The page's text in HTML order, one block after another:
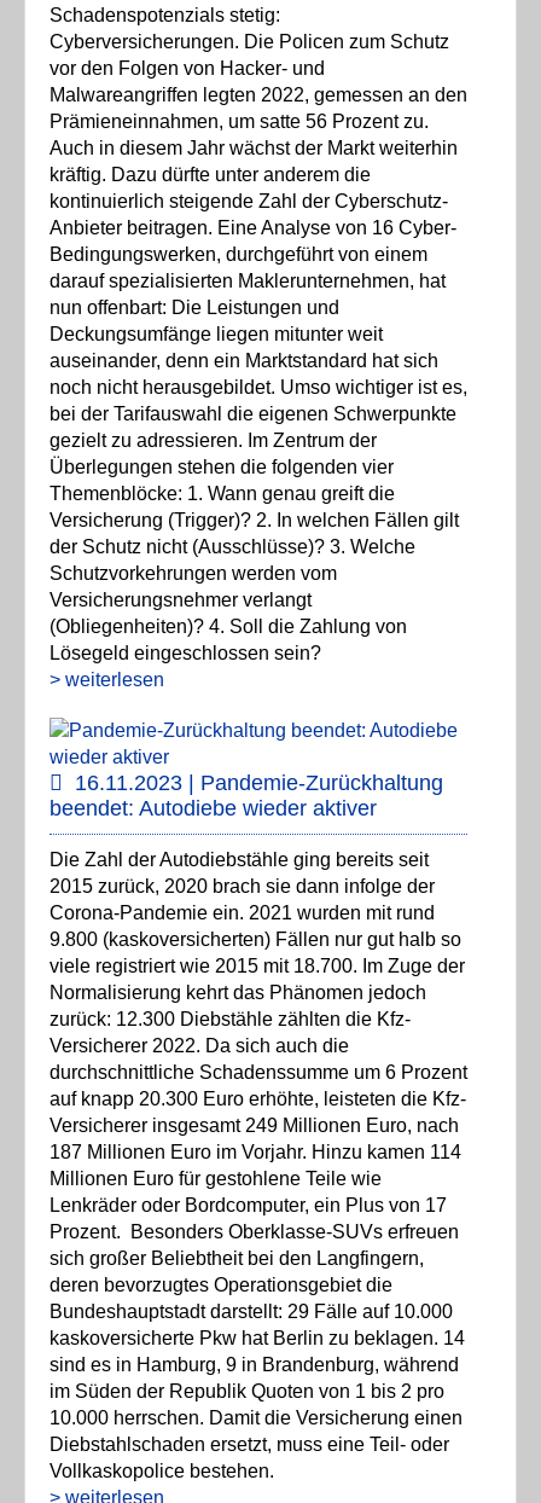
Schadenspotenzials stetig:
Cyberversicherungen. Die Policen zum Schutz
vor den Folgen von Hacker- und
Malwareangriffen legten 2022, gemessen an den
Prämieneinnahmen, um satte 56 Prozent zu.
Auch in diesem Jahr wächst der Markt weiterhin
kräftig. Dazu dürfte unter anderem die
kontinuierlich steigende Zahl der Cyberschutz-
Anbieter beitragen. Eine Analyse von 16 Cyber-
Bedingungswerken, durchgeführt von einem
darauf spezialisierten Maklerunternehmen, hat
nun offenbart: Die Leistungen und
Deckungsumfänge liegen mitunter weit
auseinander, denn ein Marktstandard hat sich
noch nicht herausgebildet. Umso wichtiger ist es,
bei der Tarifauswahl die eigenen Schwerpunkte
gezielt zu adressieren. Im Zentrum der
Überlegungen stehen die folgenden vier
Themenblöcke: 1. Wann genau greift die
Versicherung (Trigger)? 2. In welchen Fällen gilt
der Schutz nicht (Ausschlüsse)? 3. Welche
Schutzvorkehrungen werden vom
Versicherungsnehmer verlangt
(Obliegenheiten)? 4. Soll die Zahlung von
Lösegeld eingeschlossen sein?
> weiterlesen
16.11.2023 | Pandemie-Zurückhaltung
beendet: Autodiebe wieder aktiver
Die Zahl der Autodiebstähle ging bereits seit
2015 zurück, 2020 brach sie dann infolge der
Corona-Pandemie ein. 2021 wurden mit rund
9.800 (kaskoversicherten) Fällen nur gut halb so
viele registriert wie 2015 mit 18.700. Im Zuge der
Normalisierung kehrt das Phänomen jedoch
zurück: 12.300 Diebstähle zählten die Kfz-
Versicherer 2022. Da sich auch die
durchschnittliche Schadenssumme um 6 Prozent
auf knapp 20.300 Euro erhöhte, leisteten die Kfz-
Versicherer insgesamt 249 Millionen Euro, nach
187 Millionen Euro im Vorjahr. Hinzu kamen 114
Millionen Euro für gestohlene Teile wie
Lenkräder oder Bordcomputer, ein Plus von 17
Prozent. Besonders Oberklasse-SUVs erfreuen
sich großer Beliebtheit bei den Langfingern,
deren bevorzugtes Operationsgebiet die
Bundeshauptstadt darstellt: 29 Fälle auf 10.000
kaskoversicherte Pkw hat Berlin zu beklagen. 14
sind es in Hamburg, 9 in Brandenburg, während
im Süden der Republik Quoten von 1 bis 2 pro
10.000 herrschen. Damit die Versicherung einen
Diebstahlschaden ersetzt, muss eine Teil- oder
Vollkaskopolice bestehen.
> weiterlesen